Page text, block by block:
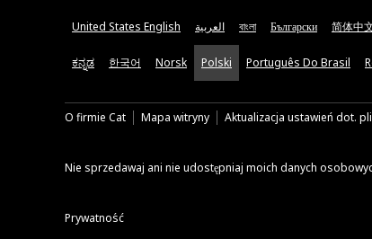
United States English العربية বাংলা Български 简体中
ಕನ್ನಡ 한국어 Norsk Polski Português Do Brasil
O firmie Cat Mapa witryny Aktualizacja ustawień dot.
Nie sprzedawaj ani nie udostępniaj moich danych
Prywatność